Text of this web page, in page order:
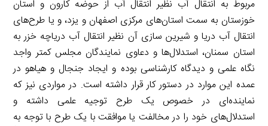
مربوط به انتقال آب نظیر انتقال آب از حوضه کارون و استان
خوزستان به سمت استان‌های مرکزی اصفهان و یزد، و یا طرح‌های
انتقال آب دریا و شیرین سازی آن نظیر انتقال آب دریاچه خزر به
استان سمنان، استدلال‌ها و دعاوی نمایندگان مجلس کمتر واجد
نگاه علمی و دیدگاه کارشناسی بوده و ایجاد جنجال و هیاهو در
عمده این موارد در دستور کار قرار داشته است. در مواردی نیز که
نماینده‌ای در خصوص یک طرح توجیه علمی داشته و
استدلال‌های خود را در مخالفت یا موافقت با یک طرح با توجه به